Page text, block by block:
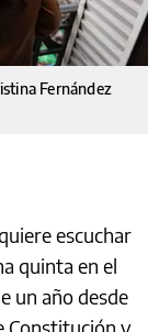
Fernández
escuchar
quinta en el
un año desde